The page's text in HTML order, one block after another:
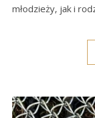
młodzieży, jak i